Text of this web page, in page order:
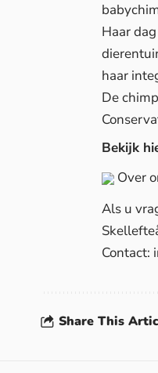
Haar
haar
De
Bekijk
Over
Als u
Contact:
Share This